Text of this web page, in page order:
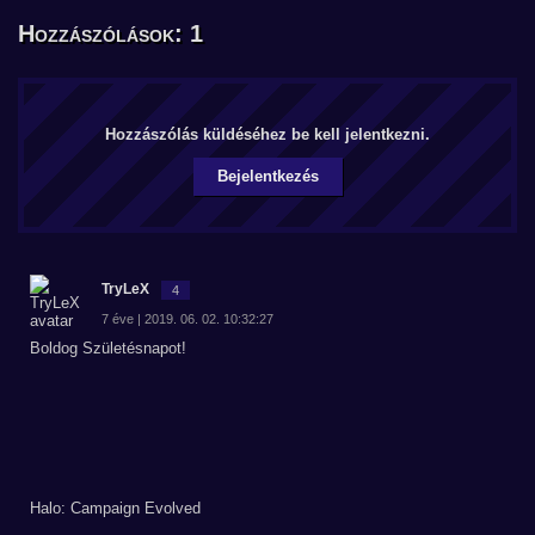
Hozzászólások: 1
Hozzászólás küldéséhez be kell jelentkezni.
Bejelentkezés
TryLeX 4
7 éve | 2019. 06. 02. 10:32:27
Boldog Születésnapot!
Halo: Campaign Evolved